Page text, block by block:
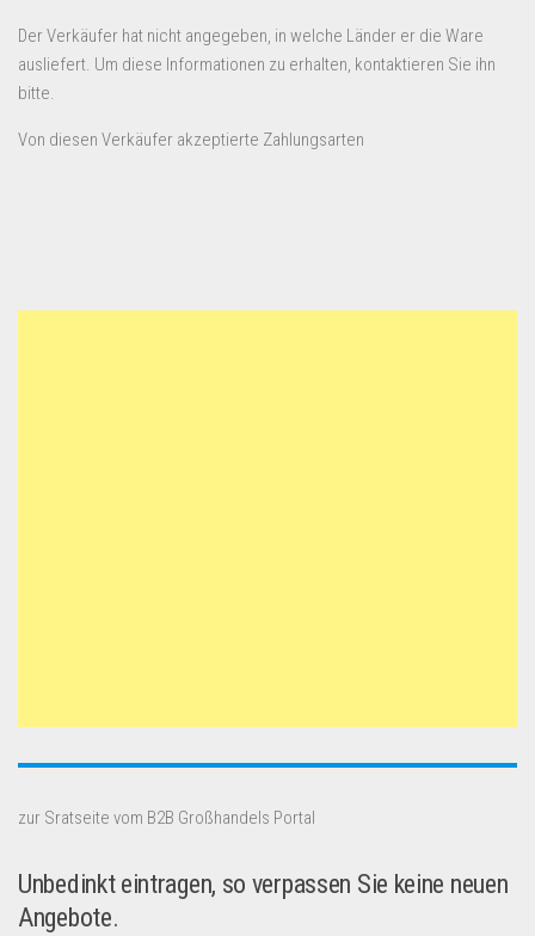
Der Verkäufer hat nicht angegeben, in welche Länder er die Ware
ausliefert. Um diese Informationen zu erhalten, kontaktieren Sie ihn
bitte.
Von diesen Verkäufer akzeptierte Zahlungsarten
zur Sratseite vom B2B Großhandels Portal
Unbedinkt eintragen, so verpassen Sie keine neuen
Angebote.